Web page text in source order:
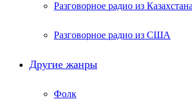
Разговорное радио из Казахстана
Разговорное радио из США
Другие жанры
Фолк